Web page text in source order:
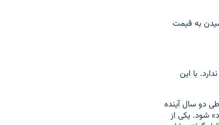
به قیمت
با این
دو سال آینده
شود. یکی از